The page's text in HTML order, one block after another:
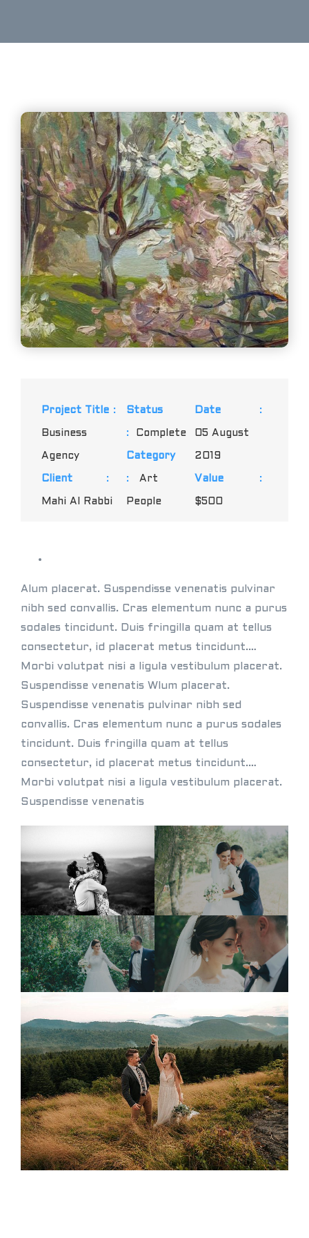
Project Title :
Business
Agency
Client :
Mahi Al Rabbi
Status
: Complete
Category
: Art
People
Date :
05 August
2019
Value :
$500
Alum placerat. Suspendisse venenatis pulvinar
nibh sed convallis. Cras elementum nunc a purus
sodales tincidunt. Duis fringilla quam at tellus
consectetur, id placerat metus tincidunt.…
Morbi volutpat nisi a ligula vestibulum placerat.
Suspendisse venenatis Wlum placerat.
Suspendisse venenatis pulvinar nibh sed
convallis. Cras elementum nunc a purus sodales
tincidunt. Duis fringilla quam at tellus
consectetur, id placerat metus tincidunt.…
Morbi volutpat nisi a ligula vestibulum placerat.
Suspendisse venenatis